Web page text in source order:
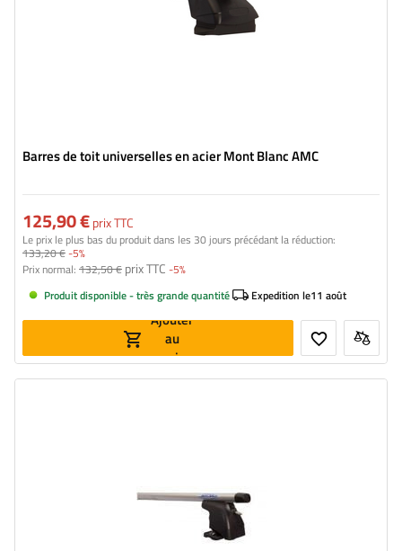
Barres de toit universelles en acier Mont Blanc AMC
125,90 €prix TTC
Le prix le plus bas du produit dans les 30 jours précédant la réduction:
133,20 €-5%
Prix normal: 132,50 € prix TTC -5%
Produit disponible - très grande quantité
Expedition le11 août
Ajouter
au
panier